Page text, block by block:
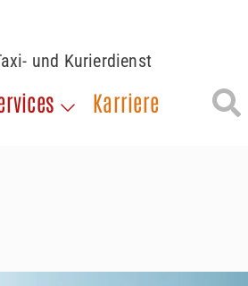
Karriere
und Kurierdienst